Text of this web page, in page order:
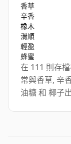
香草
辛香
橡木
滑順
輕盈
蜂蜜
在 111 則存
常與香草, 辛
油糖 和 椰子